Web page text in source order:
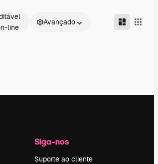
line
Avançado
Siga-nos
Suporte ao cliente